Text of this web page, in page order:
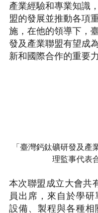
產業經驗和專業知識
盟的發展並推動各項
施，在他的領導下，
發及產業聯盟有望成
新和國際合作的重要力
「臺灣鈣鈦礦研發及產
理監事代表
本次聯盟成立大會共
員出席，來自於學研
設備、製程與各種相